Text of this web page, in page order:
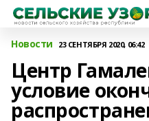
Новости 23 СЕНТЯБРЯ 2020, 06:42
Центр
условие